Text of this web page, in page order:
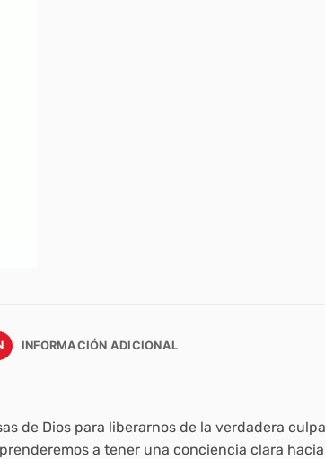
INFORMACIÓN ADICIONAL
de Dios para liberarnos de la verdadera
a tener una conciencia clara